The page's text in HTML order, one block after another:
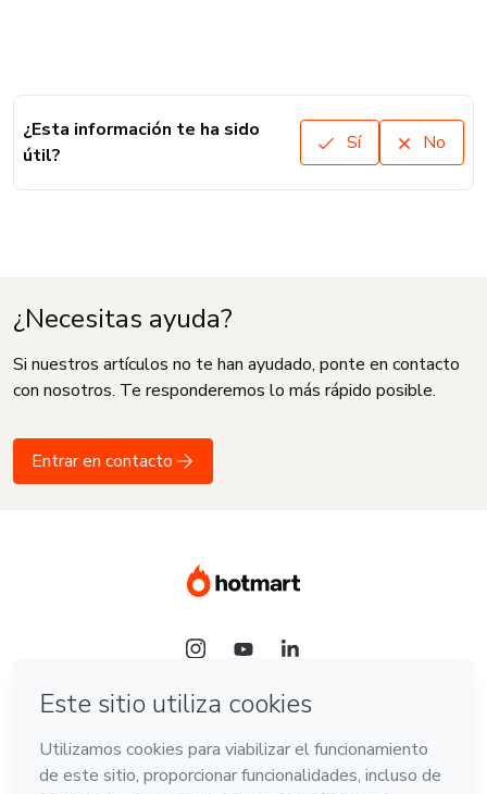
¿Esta información te ha sido
útil?
Sí No
¿Necesitas ayuda?
Si nuestros artículos no te han ayudado, ponte en contacto
con nosotros. Te responderemos lo más rápido posible.
Entrar en contacto
Idioma
Español